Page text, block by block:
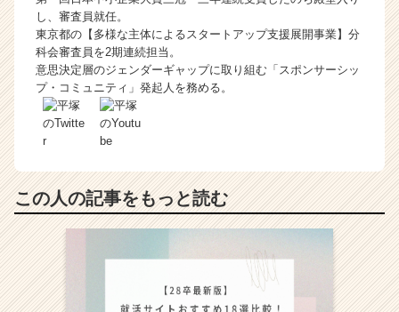
し、審査員就任。
東京都の【多様な主体によるスタートアップ支援展開事業】分
科会審査員を2期連続担当。
意思決定層のジェンダーギャップに取り組む「スポンサーシッ
プ・コミュニティ」発起人を務める。
この人の記事をもっと読む